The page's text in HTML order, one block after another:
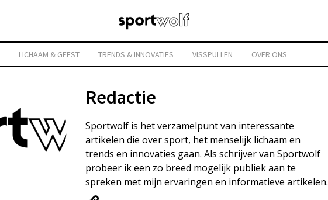
LICHAAM & GEEST TRENDS & INNOVATIES VISSPULLEN OVER ONS
Redactie
Sportwolf is het verzamelpunt van interessante
artikelen die over sport, het menselijk lichaam en
trends en innovaties gaan. Als schrijver van Sportwolf
probeer ik een zo breed mogelijk publiek aan te
spreken met mijn ervaringen en informatieve artikelen.